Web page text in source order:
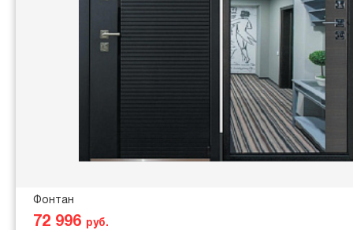
Фонтан
72 996 руб.